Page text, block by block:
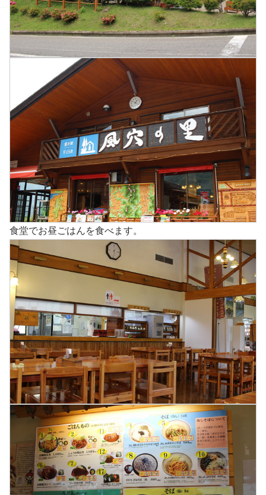
食堂でお昼ごはんを食べます。